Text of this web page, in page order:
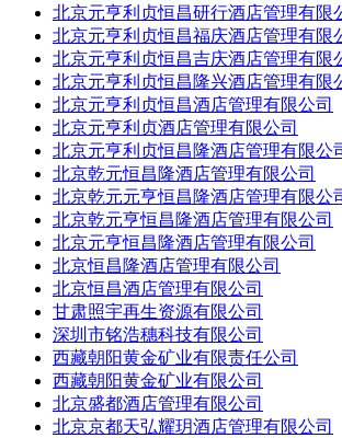
北京元亨利贞恒昌研行酒店管理有限
北京元亨利贞恒昌福庆酒店管理有限
北京元亨利贞恒昌吉庆酒店管理有限
北京元亨利贞恒昌隆兴酒店管理有限
北京元亨利贞恒昌酒店管理有限公司
北京元亨利贞酒店管理有限公司
北京元亨利贞恒昌隆酒店管理有限公
北京乾元恒昌隆酒店管理有限公司
北京乾元元亨恒昌隆酒店管理有限公
北京乾元亨恒昌隆酒店管理有限公司
北京元亨恒昌隆酒店管理有限公司
北京恒昌隆酒店管理有限公司
北京恒昌酒店管理有限公司
甘肃照宇再生资源有限公司
深圳市铭浩穗科技有限公司
西藏朝阳黄金矿业有限责任公司
西藏朝阳黄金矿业有限公司
北京盛都酒店管理有限公司
北京京都天弘耀玥酒店管理有限公司